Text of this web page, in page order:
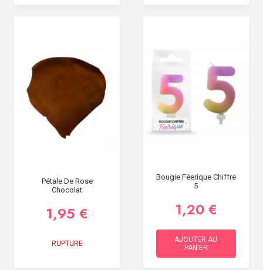
Pétale De Rose
Chocolat
1,95 €
RUPTURE
Bougie Féerique Chiffre
5
1,20 €
AJOUTER AU
PANIER